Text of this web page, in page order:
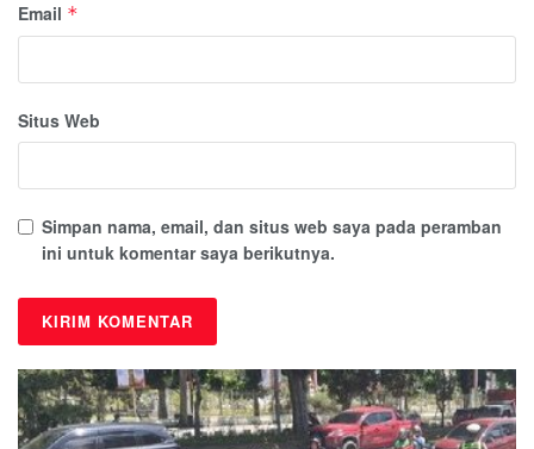
Email *
Situs Web
Simpan nama, email, dan situs web saya pada peramban
ini untuk komentar saya berikutnya.